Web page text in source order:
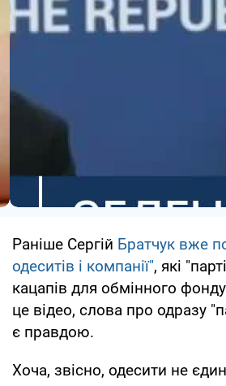
Раніше Сергій Братчук вже
одеситів і компанії", які
кацапів для обмінного
це відео, слова про одразу
є правдою.
Хоча, звісно, одесити не